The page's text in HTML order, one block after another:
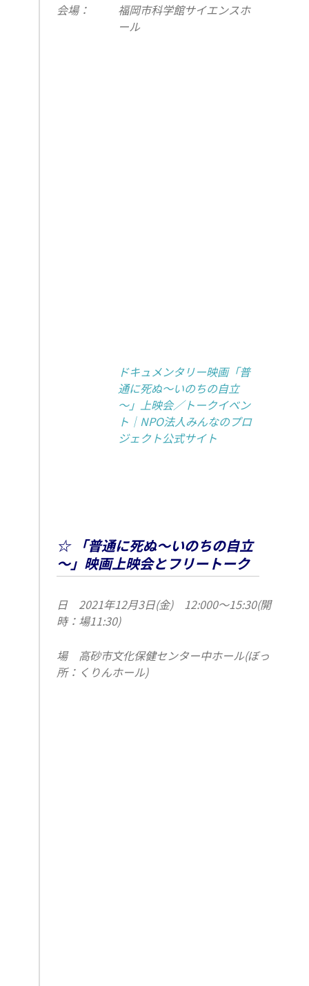
会場：
福岡市科学館サイエンスホ
ール
ドキュメンタリー映画「普
通に死ぬ～いのちの自立
～」上映会／トークイベン
ト｜NPO法人みんなのプロ
ジェクト公式サイト
☆ 「普通に死ぬ～いのちの自立
～」映画上映会とフリートーク
日
時：
2021年12月3日(金) 12:000～15:30(開
場11:30)
場
所：
高砂市文化保健センター中ホール(ぼっ
くりんホール)